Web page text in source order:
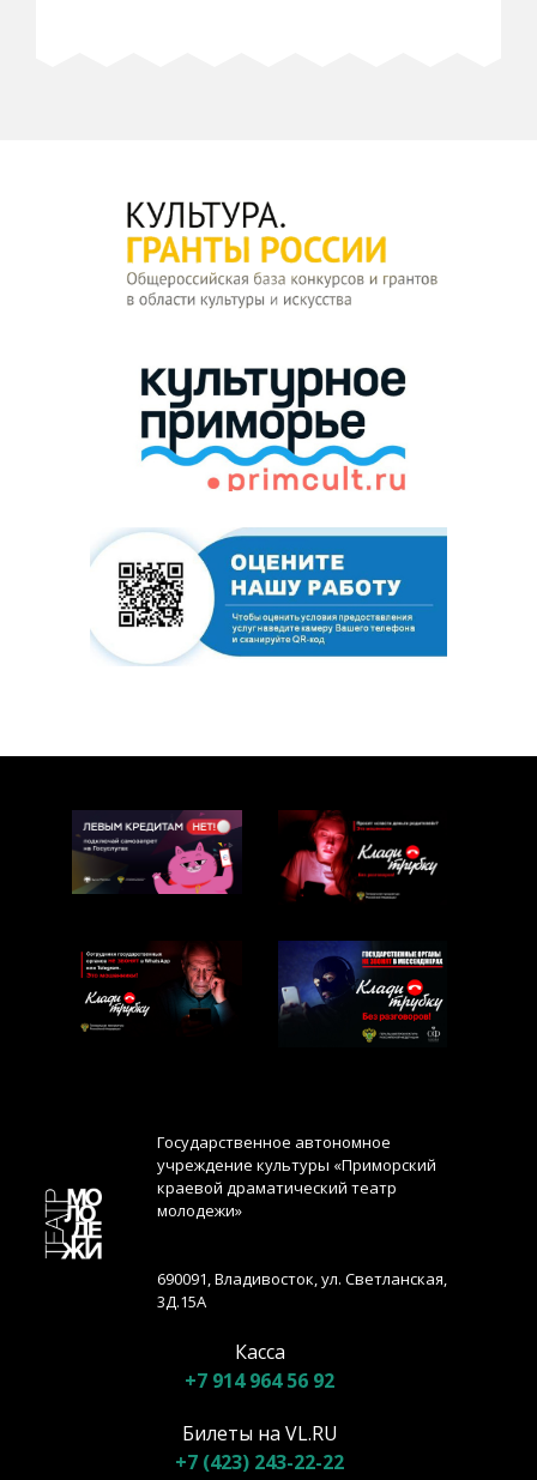
Государственное автономное
учреждение культуры «Приморский
краевой драматический театр
молодежи»
690091, Владивосток, ул. Светланская,
3Д.15А
Касса
+7 914 964 56 92
Билеты на VL.RU
+7 (423) 243-22-22